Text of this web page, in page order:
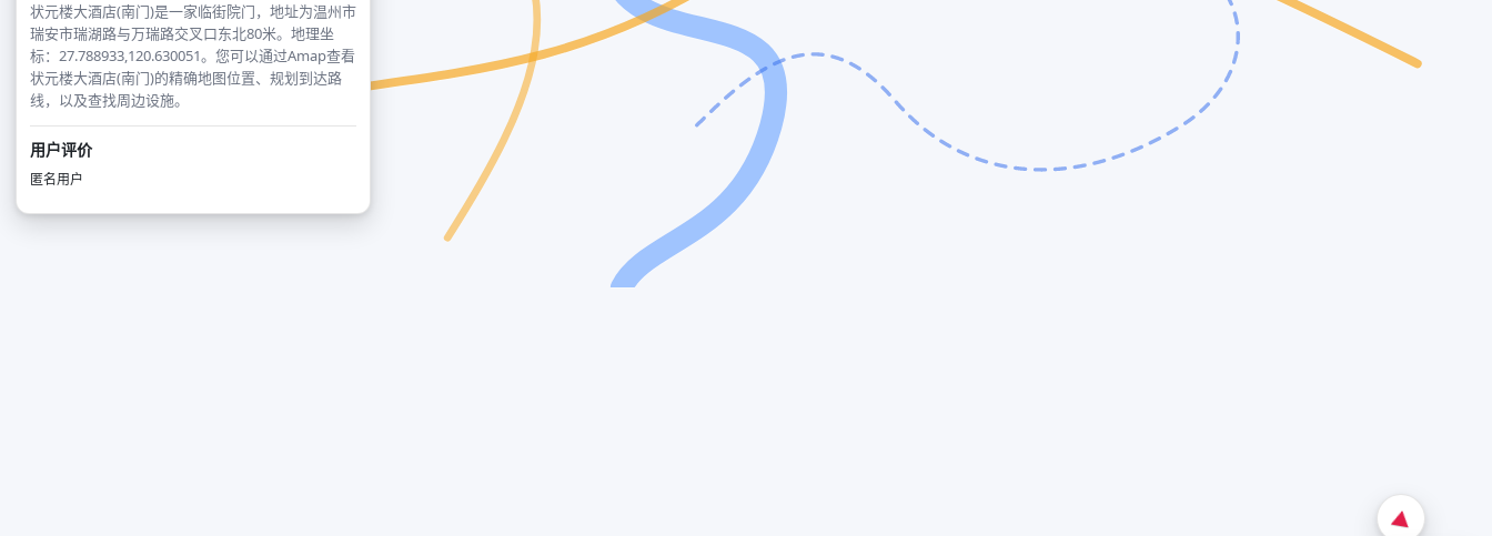
状元楼大酒店(南门)是一家临街院门，地址为温州市
瑞安市瑞湖路与万瑞路交叉口东北80米。地理坐
标：27.788933,120.630051。您可以通过Amap查看
状元楼大酒店(南门)的精确地图位置、规划到达路
线，以及查找周边设施。
用户评价
匿名用户